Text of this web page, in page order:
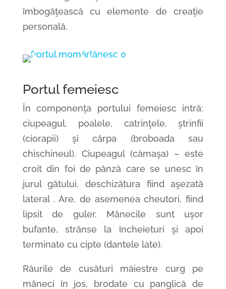
îmbogăţească cu elemente de creaţie
personală.
Portul femeiesc
În componenţa portului femeiesc intră:
ciupeagul, poalele, catrinţele, ştrinfii
(ciorapii) şi cârpa (broboada sau
chischineul). Ciupeagul (cămaşa) – este
croit din foi de pânză care se unesc în
jurul gâtului, deschizătura fiind aşezată
lateral . Are, de asemenea cheutori, fiind
lipsit de guler. Mânecile sunt uşor
bufante, strânse la încheieturi şi apoi
terminate cu cipte (dantele late).
Râurile de cusături măiestre curg pe
mâneci în jos, brodate cu panglică de